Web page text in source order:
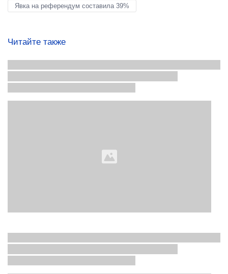
Явка на референдум составила 39%
Читайте также